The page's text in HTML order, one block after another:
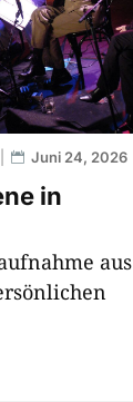
in
Juni 24, 2026
aus